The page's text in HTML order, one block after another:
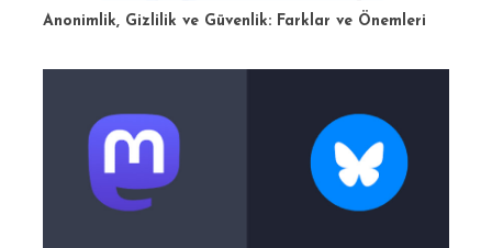
Anonimlik, Gizlilik ve Güvenlik: Farklar ve Önemleri